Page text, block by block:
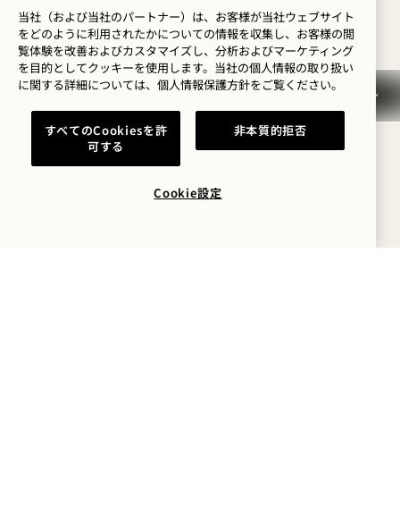
ポメロ・パロマ (S)
ドス・オムブレス・メスカル、ラマゾッティ・ロサー
ト、アーモンド、ライム風味のスモークチリ、フィーバ
熱帯のティキ
バカルディ・シルバー・ラム、ジンジャー・ファレルナ
ム、グラン・マルニエ、ブラックチェリー、ライム、ア
当社（および当社のパートナー）は、お客様が当社ウェブサイト
をどのように利用されたかについての情報を収集し、お客様の閲
覧体験を改善およびカスタマイズし、分析およびマーケティング
を目的としてクッキーを使用します。当社の個人情報の取り扱い
に関する詳細については、 個人情報保護方針をご覧ください。
すべてのCookiesを許
可する
非本質的拒否
Cookie設定